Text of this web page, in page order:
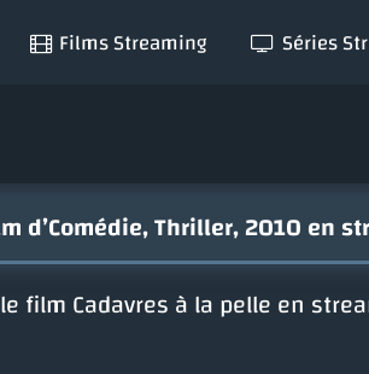
Films Streaming Séries
Thriller, 2010 en
film Cadavres à la pelle en